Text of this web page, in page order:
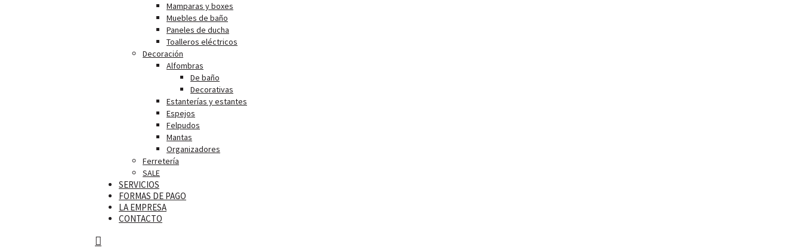
Mamparas y boxes
Muebles de baño
Paneles de ducha
Toalleros eléctricos
Decoración
Alfombras
De baño
Decorativas
Estanterías y estantes
Espejos
Felpudos
Mantas
Organizadores
Ferretería
SALE
SERVICIOS
FORMAS DE PAGO
LA EMPRESA
CONTACTO